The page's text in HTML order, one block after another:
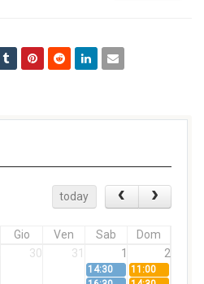
today
Gio Ven Sab
Dom
30 31 1 2
14:30
11:00